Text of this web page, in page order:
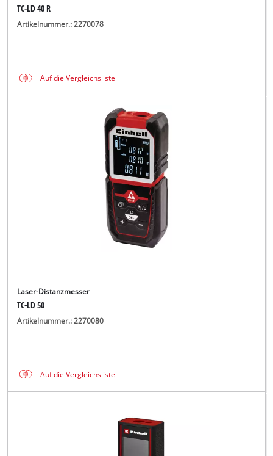
TC-LD 40 R
Artikelnummer.: 2270078
Auf die Vergleichsliste
Laser-Distanzmesser
TC-LD 50
Artikelnummer.: 2270080
Auf die Vergleichsliste